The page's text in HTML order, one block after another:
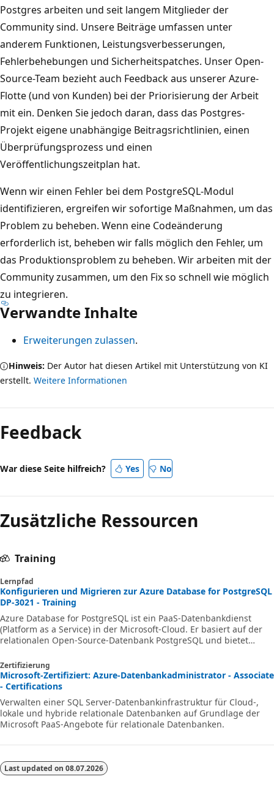
Postgres arbeiten und seit langem Mitglieder der
Community sind. Unsere Beiträge umfassen unter
anderem Funktionen, Leistungsverbesserungen,
Fehlerbehebungen und Sicherheitspatches. Unser Open-
Source-Team bezieht auch Feedback aus unserer Azure-
Flotte (und von Kunden) bei der Priorisierung der Arbeit
mit ein. Denken Sie jedoch daran, dass das Postgres-
Projekt eigene unabhängige Beitragsrichtlinien, einen
Überprüfungsprozess und einen
Veröffentlichungszeitplan hat.
Wenn wir einen Fehler bei dem PostgreSQL-Modul
identifizieren, ergreifen wir sofortige Maßnahmen, um das
Problem zu beheben. Wenn eine Codeänderung
erforderlich ist, beheben wir falls möglich den Fehler, um
das Produktionsproblem zu beheben. Wir arbeiten mit der
Community zusammen, um den Fix so schnell wie möglich
zu integrieren.
Verwandte Inhalte
Erweiterungen zulassen.
Hinweis: Der Autor hat diesen Artikel mit Unterstützung von KI
erstellt. Weitere Informationen
Feedback
War diese Seite hilfreich? Yes No
Zusätzliche Ressourcen
Training
Lernpfad
Konfigurieren und Migrieren zur Azure Database for PostgreSQL
DP-3021 - Training
Azure Database for PostgreSQL ist ein PaaS-Datenbankdienst
(Platform as a Service) in der Microsoft-Cloud. Er basiert auf der
relationalen Open-Source-Datenbank PostgreSQL und bietet
Wiederherstellung sowie umfassende Sicherheitsfunktionen. Das
Preismodell „Nutzungsbasierte Zahlung“ bietet vorhersehbare
Leistung und nahezu sofortige Skalierbarkeit. In diesem Lernpfad
Funktionsweise in Azure
Zertifizierung
Microsoft-Zertifiziert: Azure-Datenbankadministrator - Associate
- Certifications
Verwalten einer SQL Server-Datenbankinfrastruktur für Cloud-,
lokale und hybride relationale Datenbanken auf Grundlage der
Microsoft PaaS-Angebote für relationale Datenbanken.
Last updated on 08.07.2026